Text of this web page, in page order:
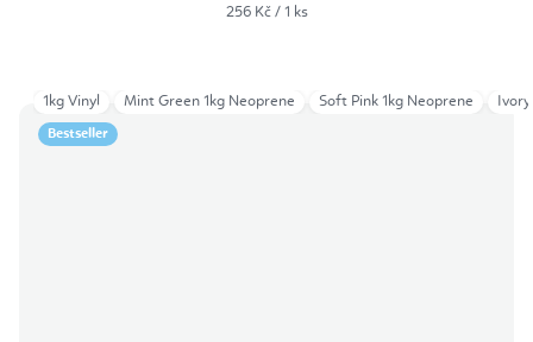
Měrná
256 Kč / 1 ks
Bestseller
1kg Vinyl Mint Green 1kg Neoprene Soft Pink 1kg Neoprene